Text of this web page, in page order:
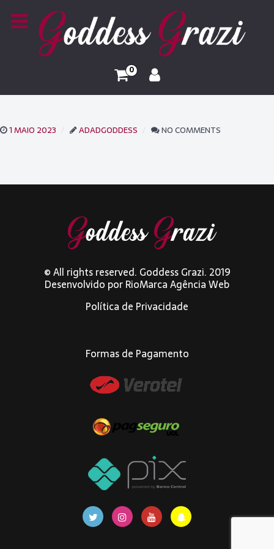
0
1 MAIO 2023 ADADGODDESS NO COMMENTS
© All rights reserved. Goddess Grazi. 2019
Desenvolvido porRioMarca Agência Web
Política de Privacidade
Formas de Pagamento